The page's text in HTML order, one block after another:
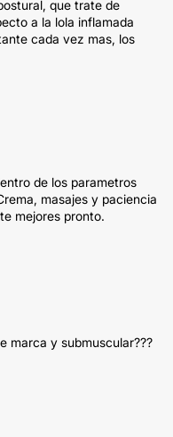
que trate de
a la lola inflamada
cada vez mas, los
de los parametros
masajes y paciencia
mejores pronto.
marca y submuscular???